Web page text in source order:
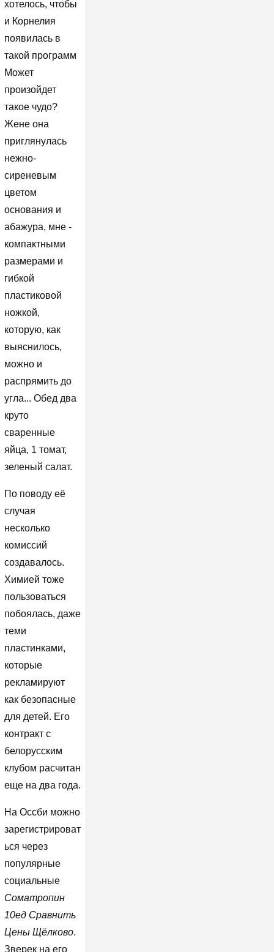
хотелось, чтобы
и Корнелия
появилась в
такой программ
Может
произойдет
такое чудо?
Жене она
приглянулась
нежно-
сиреневым
цветом
основания и
абажура, мне -
компактными
размерами и
гибкой
пластиковой
ножкой,
которую, как
выяснилось,
можно и
распрямить до
угла... Обед два
круто
сваренные
яйца, 1 томат,
зеленый салат.
По поводу её
случая
несколько
комиссий
создавалось.
Химией тоже
пользоваться
побоялась, даже
теми
пластинками,
которые
рекламируют
как безопасные
для детей. Его
контракт с
белорусским
клубом расчитан
еще на два года.
На Оссби можно
зарегистрироват
ься через
популярные
социальные
Cоматропин
10ед Сравнить
Цены Щёлково.
Зверек на его